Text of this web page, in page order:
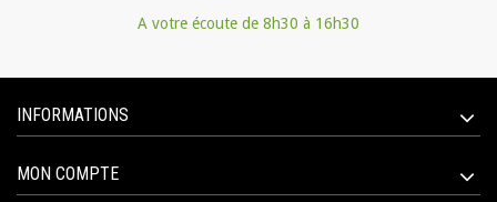
A votre écoute de 8h30 à 16h30
INFORMATIONS
MON COMPTE